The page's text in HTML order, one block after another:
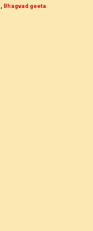
Bhagvad geeta